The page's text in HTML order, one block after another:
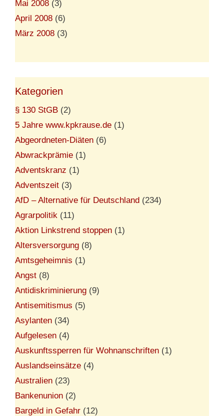
Mai 2008 (3)
April 2008 (6)
März 2008 (3)
Kategorien
§ 130 StGB (2)
5 Jahre www.kpkrause.de (1)
Abgeordneten-Diäten (6)
Abwrackprämie (1)
Adventskranz (1)
Adventszeit (3)
AfD – Alternative für Deutschland (234)
Agrarpolitik (11)
Aktion Linkstrend stoppen (1)
Altersversorgung (8)
Amtsgeheimnis (1)
Angst (8)
Antidiskriminierung (9)
Antisemitismus (5)
Asylanten (34)
Aufgelesen (4)
Auskunftssperren für Wohnanschriften (1)
Auslandseinsätze (4)
Australien (23)
Bankenunion (2)
Bargeld in Gefahr (12)